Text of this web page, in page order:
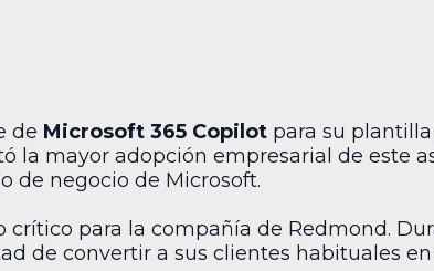
de Microsoft 365 Copilot para su
la mayor adopción empresarial de este
de negocio de Microsoft.
para la compañía de Redmond.
de convertir a sus clientes habituales